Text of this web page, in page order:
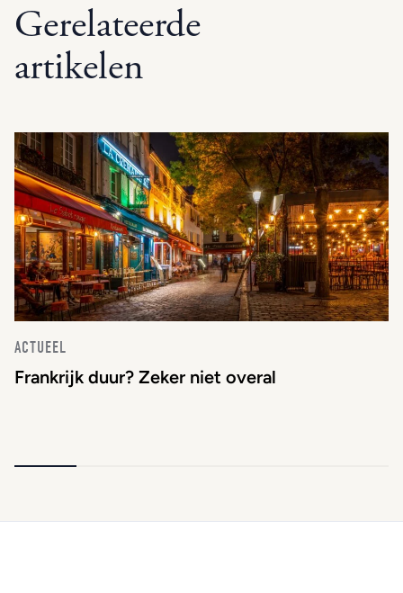
Gerelateerde
artikelen
ACTUEEL
Frankrijk duur? Zeker niet overal